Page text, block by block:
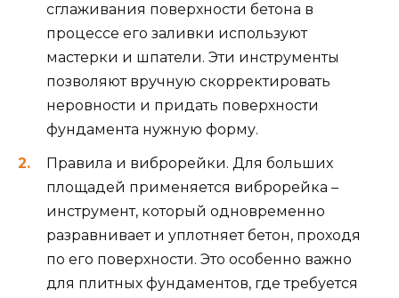
сглаживания поверхности бетона в
процессе его заливки используют
мастерки и шпатели. Эти инструменты
позволяют вручную скорректировать
неровности и придать поверхности
фундамента нужную форму.
Правила и виброрейки. Для больших
площадей применяется виброрейка –
инструмент, который одновременно
разравнивает и уплотняет бетон, проходя
по его поверхности. Это особенно важно
для плитных фундаментов, где требуется